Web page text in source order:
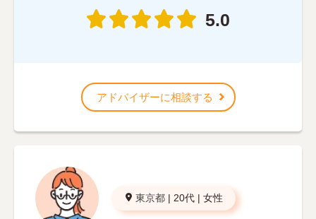
5.0
アドバイザーに相談する
東京都 | 20代 | 女性